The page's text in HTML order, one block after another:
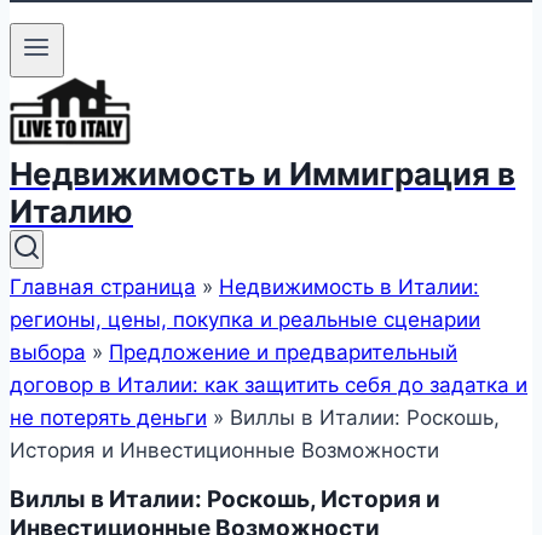
Недвижимость и Иммиграция в
Италию
Главная страница » Недвижимость в Италии:
регионы, цены, покупка и реальные сценарии
выбора » Предложение и предварительный
договор в Италии: как защитить себя до задатка и
не потерять деньги » Виллы в Италии: Роскошь,
История и Инвестиционные Возможности
Виллы в Италии: Роскошь, История и
Инвестиционные Возможности